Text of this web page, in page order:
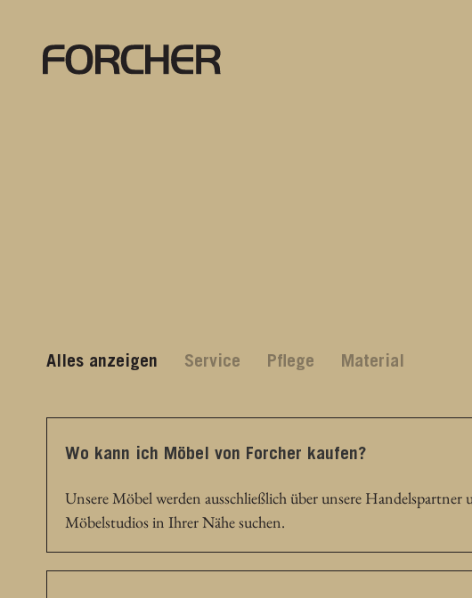
Alles anzeigen Service Pflege Material
Wo kann ich Möbel von Forcher kaufen?
Unsere Möbel werden ausschließlich über unsere
Möbelstudios in Ihrer Nähe suchen.